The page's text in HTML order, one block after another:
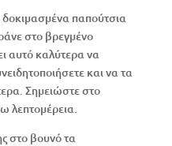
παπούτσια
στο βρεγμένο
αυτό καλύτερα να
και να τα
Σημειώστε στο
λεπτομέρεια.
στο βουνό τα